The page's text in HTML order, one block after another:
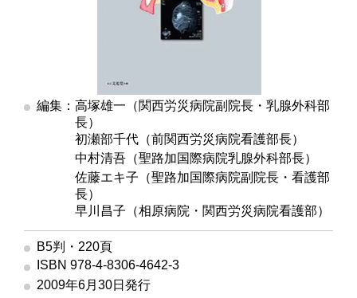
編集：高塚雄一（関西労災病院副院長・乳腺外科部
長）
初瀬部千代（前関西労災病院看護部長）
中村清吾（聖路加国際病院乳腺外科部長）
佐藤エキ子（聖路加国際病院副院長・看護部
長）
早川昌子（相原病院・関西労災病院看護部）
B5判・220頁
ISBN 978-4-8306-4642-3
2009年6月30日発行